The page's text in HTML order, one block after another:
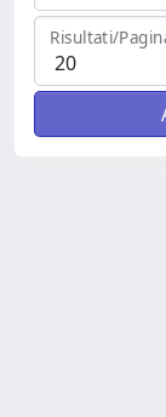
Risultati/